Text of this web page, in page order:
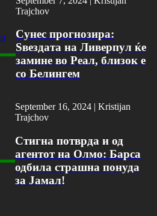
Trajchov
Сунес прогнозира:
Ѕвездата на Ливерпул ќе
замине во Реал, близок е
со Белингем
September 16, 2024 | Kristijan
Trajchov
Стигна потврда и од
агентот на Олмо: Барса
одбила страшна понуда
за Јамал!